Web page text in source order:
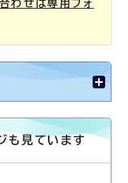
わせは専用フォ
も見ています